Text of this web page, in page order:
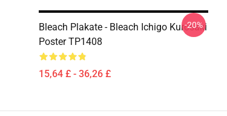
Bleach Plakate - Bleach Ichigo Kurosaki
Poster TP1408
15,64 £ - 36,26 £
-20%